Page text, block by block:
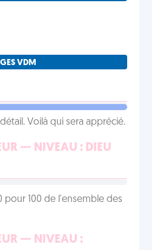
VDM
Voilà qui sera apprécié.
— NIVEAU : DIEU
pour 100 de l'ensemble des
— NIVEAU :